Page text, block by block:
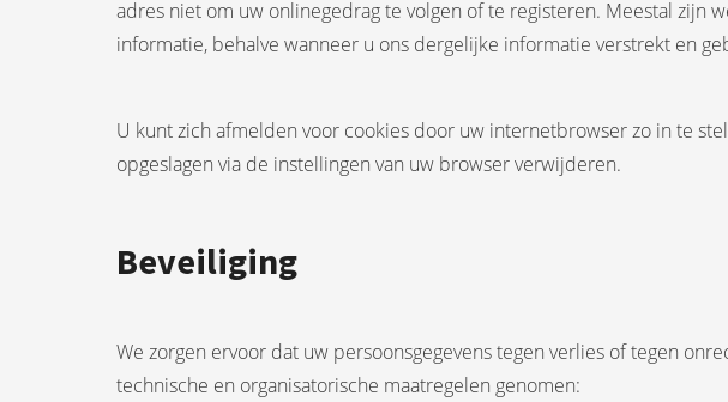
adres niet om uw onlinegedrag te volgen of te registeren. Meestal zijn
informatie, behalve wanneer u ons dergelijke informatie verstrekt en
U kunt zich afmelden voor cookies door uw internetbrowser zo in te
opgeslagen via de instellingen van uw browser verwijderen.
Beveiliging
We zorgen ervoor dat uw persoonsgegevens tegen verlies of tegen
technische en organisatorische maatregelen genomen: